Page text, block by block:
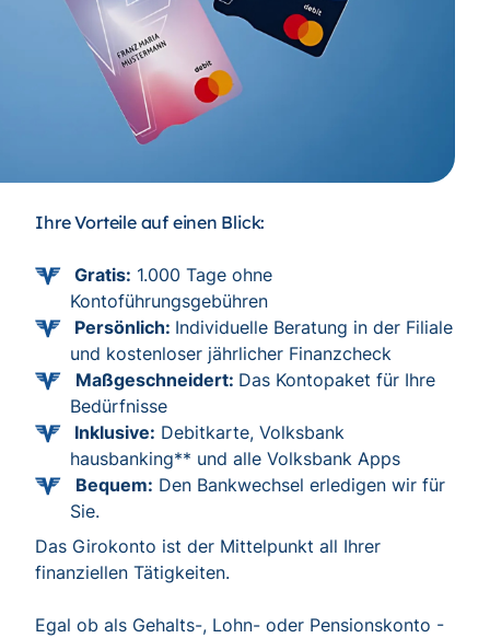
Ihre Vorteile auf einen Blick:
Gratis: 1.000 Tage ohne
Kontoführungsgebühren
Persönlich: Individuelle Beratung in der Filiale
und kostenloser jährlicher Finanzcheck
Maßgeschneidert: Das Kontopaket für Ihre
Bedürfnisse
Inklusive: Debitkarte, Volksbank
hausbanking** und alle Volksbank Apps
Bequem: Den Bankwechsel erledigen wir für
Sie.
Das Girokonto ist der Mittelpunkt all Ihrer
finanziellen Tätigkeiten.
Egal ob als Gehalts-, Lohn- oder Pensionskonto -